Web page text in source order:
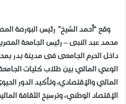
وقع “أحمد الشيخ” رئيس البورصة
محمد عبد النبى – رئيس الجامعة
داخل الحرم الجامعى فى مدينة بدر
الوعي المالي بين طلاب كليات
المالي والإقتصادي، وتأكيد الدور
الإقتصاد الوطني، وترسيخ الثقافة